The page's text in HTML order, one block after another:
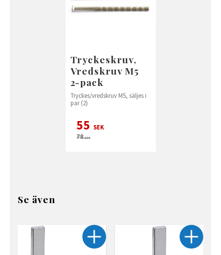
Tryckeskruv,
Vredskruv M5
2-pack
Tryckes/vredskruv M5, säljes i
par (2)
55 SEK
78SEK
Se även